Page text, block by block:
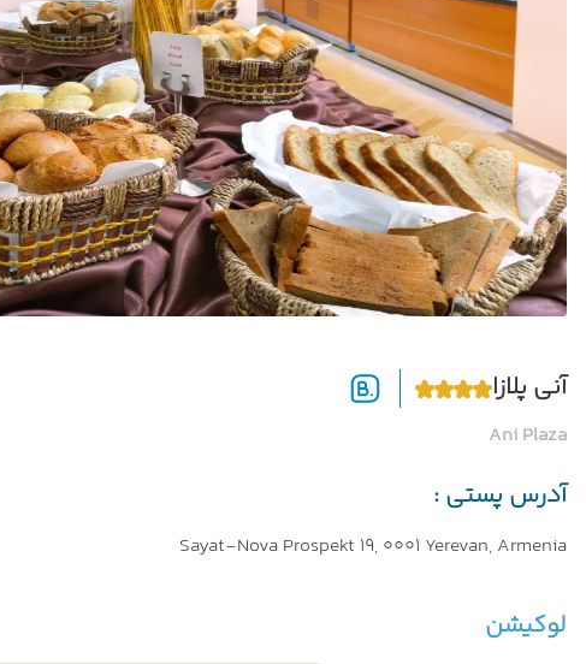
آنی پلازا
Ani Plaza
آدرس پستی :
Sayat-Nova Prospekt 19, 0001 Yerevan, Armenia
لوکیشن